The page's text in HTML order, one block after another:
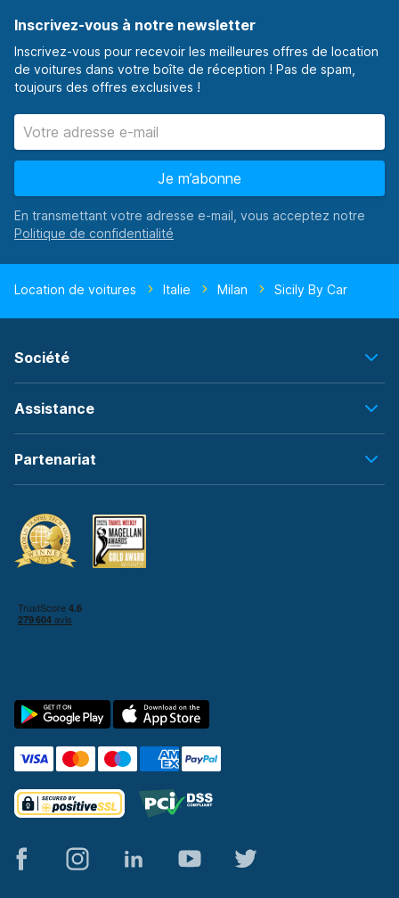
Inscrivez-vous à notre newsletter
Inscrivez-vous pour recevoir les meilleures offres de location
de voitures dans votre boîte de réception ! Pas de spam,
toujours des offres exclusives !
Je m’abonne
En transmettant votre adresse e-mail, vous acceptez notre
Location de voitures Italie Milan Sicily By Car
Société
Assistance
Partenariat